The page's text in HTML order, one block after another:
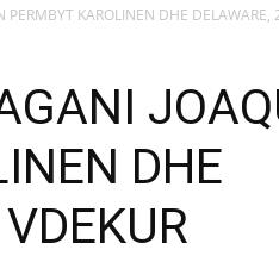
KAROLINEN DHE DELAWARE,
DHE